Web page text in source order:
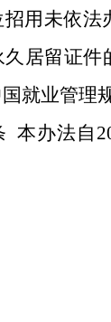
招用未依法
居留证件
就业管理
本办法自